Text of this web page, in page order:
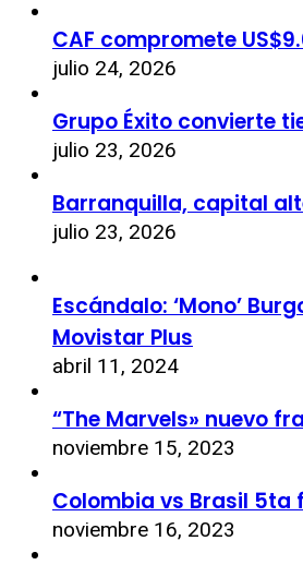
CAF compromete
julio 24, 2026
Grupo Éxito convierte
julio 23, 2026
Barranquilla, capital
julio 23, 2026
Escándalo: ‘Mono’
Movistar Plus
abril 11, 2024
“The Marvels» nuevo
noviembre 15, 2023
Colombia vs Brasil 5ta
noviembre 16, 2023